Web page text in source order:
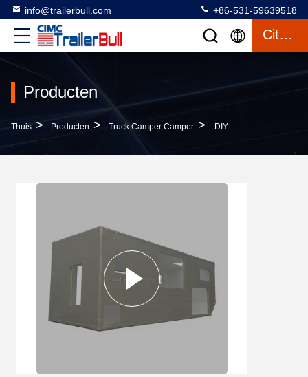
info@trailerbull.com +86-531-59639518
Citaat
Producten
Thuis > Producten > Truck Camper Camper > DIY Overland Expedition Road RV 13ft FRP Motorhome Truck Camper Shell Met Alu Extrusion